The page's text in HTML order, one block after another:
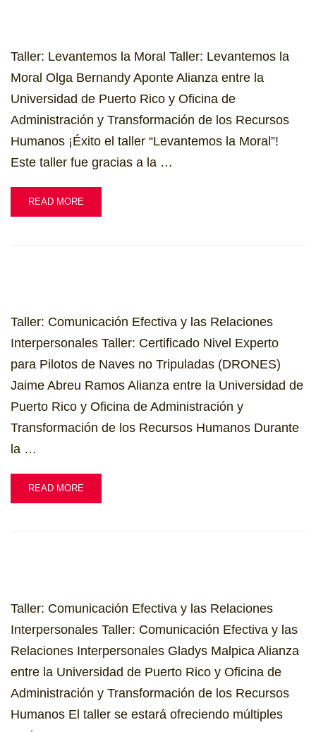
Taller: Levantemos la Moral Taller: Levantemos la
Moral Olga Bernandy Aponte Alianza entre la
Universidad de Puerto Rico y Oficina de
Administración y Transformación de los Recursos
Humanos ¡Éxito el taller “Levantemos la Moral”!
Este taller fue gracias a la …
READ MORE
Taller: Comunicación Efectiva y las Relaciones
Interpersonales​ Taller: Certificado Nivel Experto
para Pilotos de Naves no Tripuladas (DRONES)
Jaime Abreu Ramos Alianza entre la Universidad de
Puerto Rico y Oficina de Administración y
Transformación de los Recursos Humanos Durante
la …
READ MORE
Taller: Comunicación Efectiva y las Relaciones
Interpersonales​ Taller: Comunicación Efectiva y las
Relaciones Interpersonales Gladys Malpica Alianza
entre la Universidad de Puerto Rico y Oficina de
Administración y Transformación de los Recursos
Humanos El taller se estará ofreciendo múltiples